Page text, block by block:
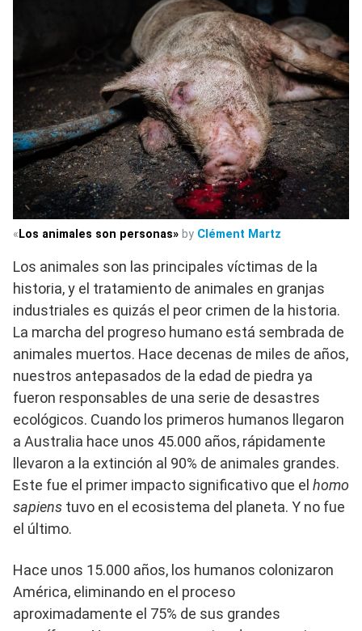
« Los animales son personas» by Clément Martz
Los animales son las principales víctimas de la
historia, y el tratamiento de animales en granjas
industriales es quizás el peor crimen de la historia.
La marcha del progreso humano está sembrada de
animales muertos. Hace decenas de miles de años,
nuestros antepasados ​​de la edad de piedra ya
fueron responsables de una serie de desastres
ecológicos. Cuando los primeros humanos llegaron
a Australia hace unos 45.000 años, rápidamente
llevaron a la extinción al 90% de animales grandes.
Este fue el primer impacto significativo que el homo
sapiens tuvo en el ecosistema del planeta. Y no fue
el último.
Hace unos 15.000 años, los humanos colonizaron
América, eliminando en el proceso
aproximadamente el 75% de sus grandes